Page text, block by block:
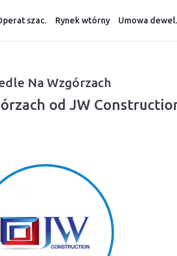
szac. Rynek wtórny Umowa dewel.
Na Wzgórzach
od JW